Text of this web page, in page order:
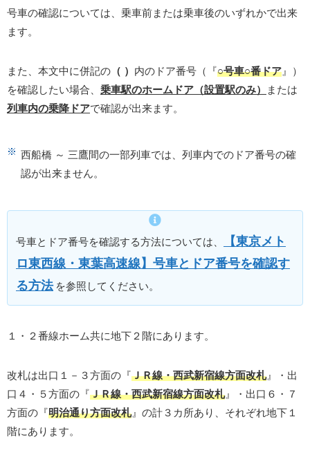
号車の確認については、乗車前または乗車後のいずれかで出来
ます。
また、本文中に併記の （ ） 内のドア番号（『○号車○番ドア 』）
を確認したい場合、 乗車駅のホームドア（設置駅のみ）
または
列車内の乗降ドアで確認が出来ます。
西船橋 ～ 三鷹間の一部列車では、列車内でのドア番号の確
認が出来ません。
号車とドア番号を確認する方法については、
【東京メト
ロ東西線・東葉高速線】号車とドア番号を確認す
る方法 を参照してください。
１・２番線ホーム共に地下２階にあります。
改札は出口１－３方面の『ＪＲ線・西武新宿線方面改札』・出
口４・５方面の『ＪＲ線・西武新宿線方面改札』・出口６・７
方面の『明治通り方面改札』の計３カ所あり、それぞれ地下１
階にあります。